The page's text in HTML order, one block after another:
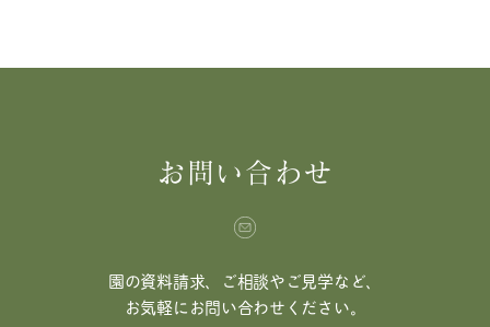
お問い合わせ
園の資料請求、ご相談やご見学など、
お気軽にお問い合わせください。